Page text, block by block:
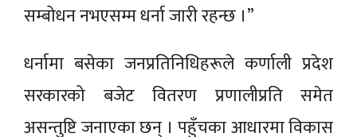
सम्बोधन नभएसम्म धर्ना जारी रहन्छ ।”
धर्नामा बसेका जनप्रतिनिधिहरूले कर्णाली प्रदेश
सरकारको बजेट वितरण प्रणालीप्रति समेत
असन्तुष्टि जनाएका छन् । पहुँचका आधारमा विकास